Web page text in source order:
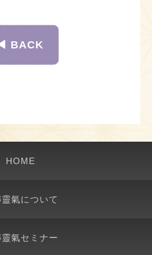
BACK
HOME
氣について
氣セミナー